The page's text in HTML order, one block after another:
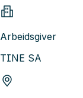
Arbeidsgiver
TINE SA